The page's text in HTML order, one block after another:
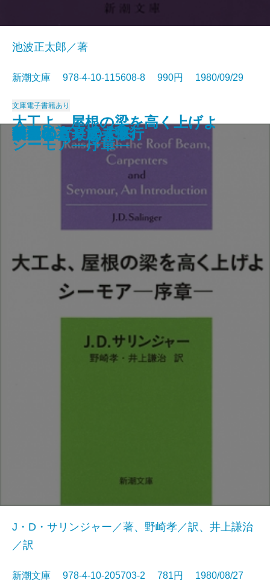
アラスカ物語
漂流
官僚たちの夏
新釈遠野物語
笑うな
シェリー詩集
もの思う葦
人情裏長屋
闇の狩人〔上〕
闇の狩人〔下〕
池波正太郎／著
新潮文庫 978-4-10-115608-8 990円 1980/09/29
文庫電子書籍あり
大工よ、屋根の梁を高く上げよ
シーモア―序章―
J・D・サリンジャー／著、野崎孝／訳、井上謙治
／訳
新潮文庫 978-4-10-205703-2 781円 1980/08/27
ボクの音楽武者修行
復活〔上〕
復活〔下〕
路傍の石
共犯者
ひとにぎりの未来
華麗なる一族〔上〕
華麗なる一族〔中〕
華麗なる一族〔下〕